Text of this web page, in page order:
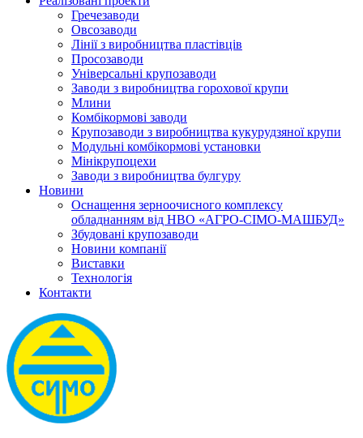
Гречезаводи
Овсозаводи
Лінії з виробництва пластівців
Просозаводи
Універсальні крупозаводи
Заводи з виробництва горохової крупи
Млини
Комбікормові заводи
Крупозаводи з виробництва кукурудзяної крупи
Модульні комбікормові установки
Мінікрупоцехи
Заводи з виробництва булгуру
Новини
Оснащення зерноочисного комплексу
обладнанням від НВО «АГРО-СІМО-МАШБУД»
Збудовані крупозаводи
Новини компанії
Виставки
Технологія
Контакти